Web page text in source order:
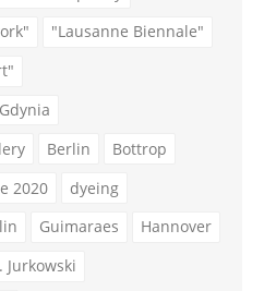
"Lausanne Biennale"
Berlin
Bottrop
2020
dyeing
Guimaraes
Hannover
Jurkowski